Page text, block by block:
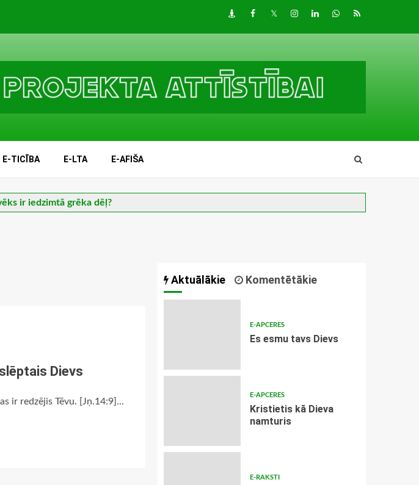
DraugiemFacebook
TwitterInstagram
LinkedInwhatsapp
RSS
E-TICĪBA E-LTA E-AFIŠA
ir iedzimtā grēka dēļ?
Dievs
ir redzējis Tēvu. [Jņ.14:9]...
Aktuālākie Komentētākie
E-APCERES
Es esmu tavs Dievs
E-APCERES
Kristietis kā Dieva
namturis
E-RAKSTI